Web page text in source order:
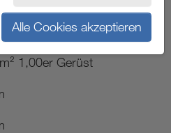
m² 0,70er Gerüst
1,00er Gerüst
Alle Cookies akzeptieren